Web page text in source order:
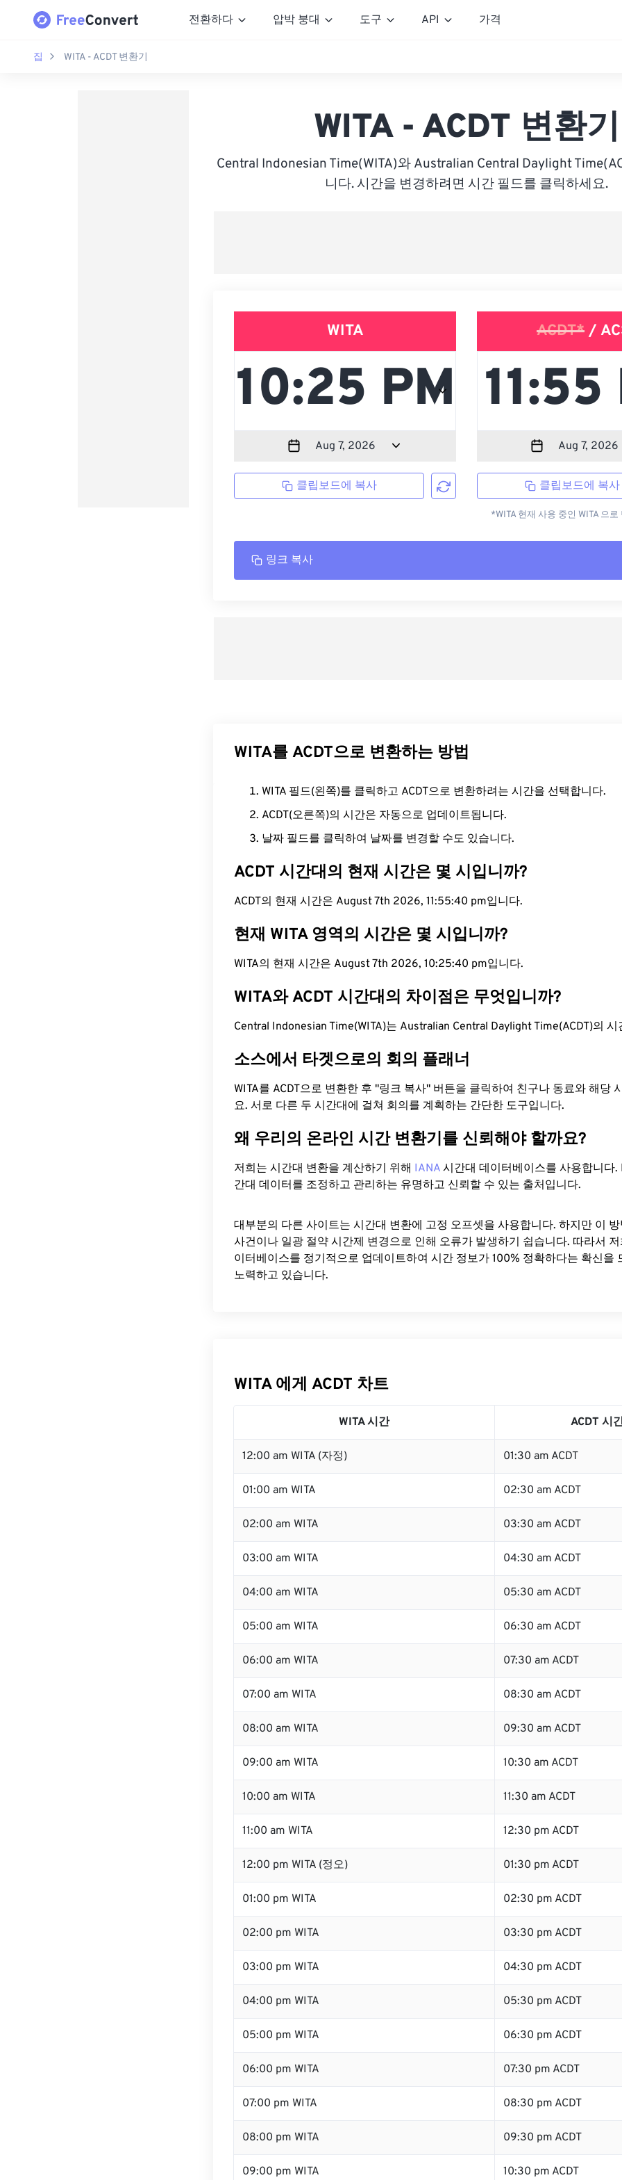
전환하다 압박 붕대 도구 API 가격
집 WITA - ACDT 변환기
WITA - ACDT 변환기
Central Indonesian Time(WITA)와 Australian Central Daylight
니다. 시간을 변경하려면 시간 필드를 클릭하세요.
WITA
클립보드에 복사
ACDT* /
클립보드에 복사
*WITA 현재 사용 중인 WITA 으
링크 복사
WITA를 ACDT으로 변환하는 방법
WITA 필드(왼쪽)를 클릭하고 ACDT으로 변환하려는 시간을 선택합니다.
ACDT(오른쪽)의 시간은 자동으로 업데이트됩니다.
날짜 필드를 클릭하여 날짜를 변경할 수도 있습니다.
ACDT 시간대의 현재 시간은 몇 시입니까?
ACDT의 현재 시간은 August 7th 2026, 11:55:41 pm입니다.
현재 WITA 영역의 시간은 몇 시입니까?
WITA의 현재 시간은 August 7th 2026, 10:25:41 pm입니다.
WITA와 ACDT 시간대의 차이점은 무엇입니까?
Central Indonesian Time(WITA)는 Australian Central Daylight Time(ACDT)의
소스에서 타겟으로의 회의 플래너
WITA를 ACDT으로 변환한 후 "링크 복사" 버튼을 클릭하여 친구나 동료와 해당
요. 서로 다른 두 시간대에 걸쳐 회의를 계획하는 간단한 도구입니다.
왜 우리의 온라인 시간 변환기를 신뢰해야 할까요?
저희는 시간대 변환을 계산하기 위해 IANA 시간대 데이터베이스를 사용합니다.
간대 데이터를 조정하고 관리하는 유명하고 신뢰할 수 있는 출처입니다.
대부분의 다른 사이트는 시간대 변환에 ​​고정 오프셋을 사용합니다. 하지만 이
사건이나 일광 절약 시간제 변경으로 인해 오류가 발생하기 쉽습니다. 따라서 저
이터베이스를 정기적으로 업데이트하여 시간 정보가 100% 정확하다는 확신을
노력하고 있습니다.
WITA 에게 ACDT 차트
WITA 시간 ACDT 시
12:00 am WITA (자정) 01:30 am ACDT
01:00 am WITA 02:30 am ACDT
02:00 am WITA 03:30 am ACDT
03:00 am WITA 04:30 am ACDT
04:00 am WITA 05:30 am ACDT
05:00 am WITA 06:30 am ACDT
06:00 am WITA 07:30 am ACDT
07:00 am WITA 08:30 am ACDT
08:00 am WITA 09:30 am ACDT
09:00 am WITA 10:30 am ACDT
10:00 am WITA 11:30 am ACDT
11:00 am WITA 12:30 pm ACDT
12:00 pm WITA (정오) 01:30 pm ACDT
01:00 pm WITA 02:30 pm ACDT
02:00 pm WITA 03:30 pm ACDT
03:00 pm WITA 04:30 pm ACDT
04:00 pm WITA 05:30 pm ACDT
05:00 pm WITA 06:30 pm ACDT
06:00 pm WITA 07:30 pm ACDT
07:00 pm WITA 08:30 pm ACDT
08:00 pm WITA 09:30 pm ACDT
09:00 pm WITA 10:30 pm ACDT